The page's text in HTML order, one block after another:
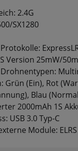
2.4G
SX1280
Version 25mW/
Grün (Ein), Rot
Blau
2000mAh 1S
USB 3.0 Typ-C
Module: